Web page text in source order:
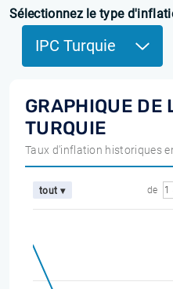
Sélectionnez le type
IPC Turquie
GRAPHIQUE DE
TURQUIE
Taux d'inflation historiques
tout ▾ de 1